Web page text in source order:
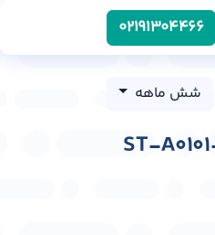
0219​1304466
شش ماهه